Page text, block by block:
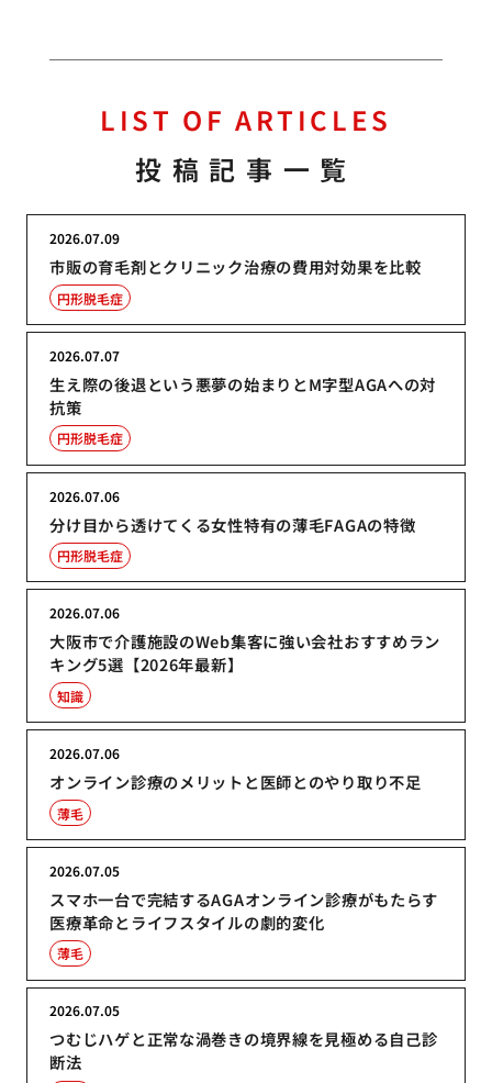
LIST OF ARTICLES
投稿記事一覧
市販の育毛剤とクリニック治療の費用対効果を比較
2026.07.09
円形脱毛症
生え際の後退という悪夢の始まりとM字型AGAへの対
抗策
2026.07.07
円形脱毛症
分け目から透けてくる女性特有の薄毛FAGAの特徴
2026.07.06
円形脱毛症
大阪市で介護施設のWeb集客に強い会社おすすめラン
キング5選【2026年最新】
2026.07.06
知識
オンライン診療のメリットと医師とのやり取り不足
2026.07.06
薄毛
スマホ一台で完結するAGAオンライン診療がもたらす
医療革命とライフスタイルの劇的変化
2026.07.05
薄毛
つむじハゲと正常な渦巻きの境界線を見極める自己診
断法
2026.07.05